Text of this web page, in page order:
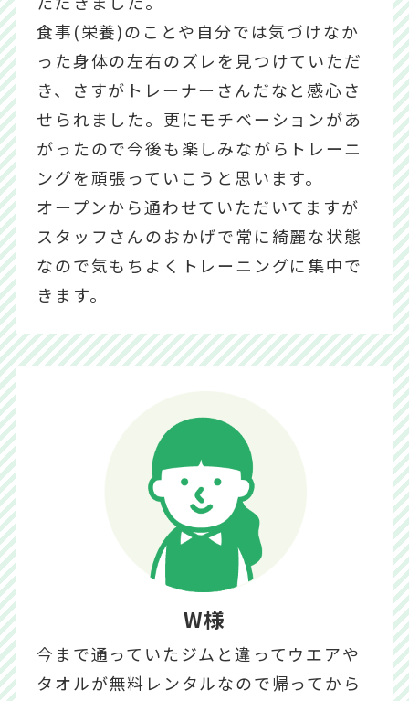
食事(栄養)のことや自分では気づけなか
った身体の左右のズレを見つけていただ
き、さすがトレーナーさんだなと感心さ
せられました。更にモチベーションがあ
がったので今後も楽しみながらトレーニ
ングを頑張っていこうと思います。
オープンから通わせていただいてますが
スタッフさんのおかげで常に綺麗な状態
なので気もちよくトレーニングに集中で
きます。
W様
今まで通っていたジムと違ってウエアや
タオルが無料レンタルなので帰ってから